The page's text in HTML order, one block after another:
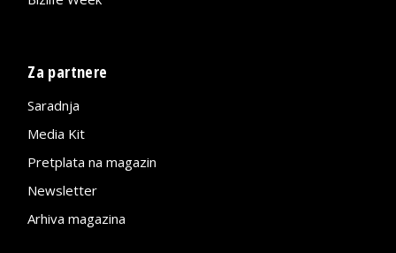
Za partnere
Saradnja
Media Kit
Pretplata na magazin
Newsletter
Arhiva magazina